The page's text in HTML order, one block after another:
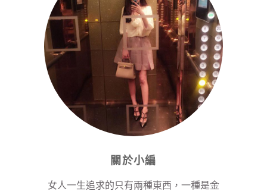
關於小編
女人一生追求的只有兩種東西，一種是金